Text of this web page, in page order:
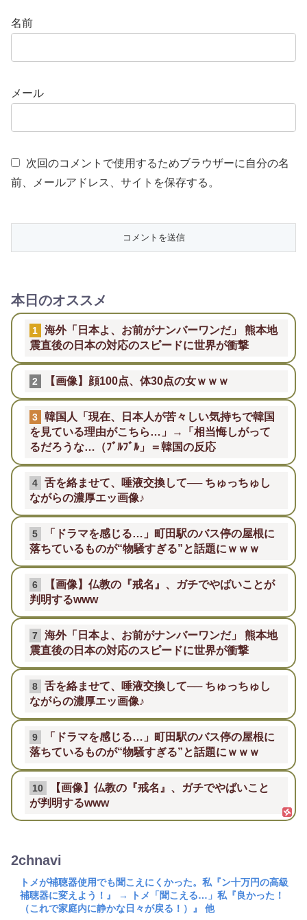
名前
メール
次回のコメントで使用するためブラウザーに自分の名
前、メールアドレス、サイトを保存する。
本日のオススメ
1
海外「日本よ、お前がナンバーワンだ」 熊本地
震直後の日本の対応のスピードに世界が衝撃
2 【画像】顔100点、体30点の女ｗｗｗ
3
韓国人「現在、日本人が苦々しい気持ちで韓国
を見ている理由がこちら…」→「相当悔しがって
るだろうな…（ﾌﾞﾙﾌﾞﾙ」＝韓国の反応
4
舌を絡ませて、唾液交換して── ちゅっちゅし
ながらの濃厚エッ画像♪
5
「ドラマを感じる…」町田駅のバス停の屋根に
落ちているものが“物騒すぎる”と話題にｗｗｗ
6
【画像】仏教の『戒名』、ガチでやばいことが
判明するwww
7
海外「日本よ、お前がナンバーワンだ」 熊本地
震直後の日本の対応のスピードに世界が衝撃
8
舌を絡ませて、唾液交換して── ちゅっちゅし
ながらの濃厚エッ画像♪
9
「ドラマを感じる…」町田駅のバス停の屋根に
落ちているものが“物騒すぎる”と話題にｗｗｗ
10
【画像】仏教の『戒名』、ガチでやばいこと
が判明するwww
2chnavi
トメが補聴器使用でも聞こえにくかった。私『ン十万円の高級
補聴器に変えよう！』 → トメ「聞こえる…」私『良かった！
（これで家庭内に静かな日々が戻る！）』 他